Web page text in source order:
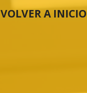
VOLVER A INICIO